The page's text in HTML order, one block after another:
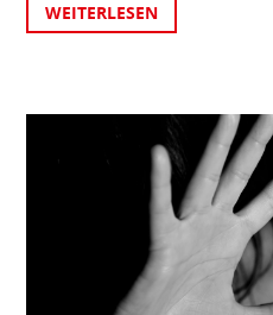
WEITERLESEN